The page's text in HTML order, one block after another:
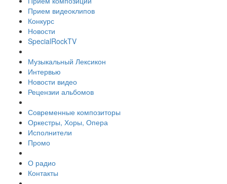
Прием видеоклипов
Конкурс
Новости
SpecialRockTV
Музыкальный Лексикон
Интервью
Новости видео
Рецензии альбомов
Современные композиторы
Оркестры, Хоры, Опера
Исполнители
Промо
О радио
Контакты